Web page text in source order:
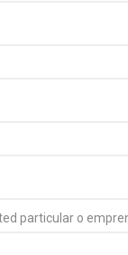
particular o